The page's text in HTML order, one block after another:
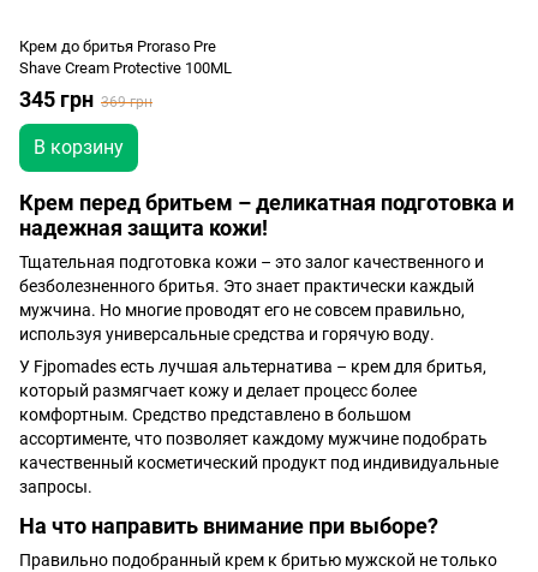
Крем до бритья Proraso Pre
Shave Cream Protective 100ML
345 грн 369 грн
В корзину
Крем перед бритьем – деликатная подготовка и
надежная защита кожи!
Тщательная подготовка кожи – это залог качественного и
безболезненного бритья. Это знает практически каждый
мужчина. Но многие проводят его не совсем правильно,
используя универсальные средства и горячую воду.
У Fjpomades есть лучшая альтернатива – крем для бритья,
который размягчает кожу и делает процесс более
комфортным. Средство представлено в большом
ассортименте, что позволяет каждому мужчине подобрать
качественный косметический продукт под индивидуальные
запросы.
На что направить внимание при выборе?
Правильно подобранный крем к бритью мужской не только